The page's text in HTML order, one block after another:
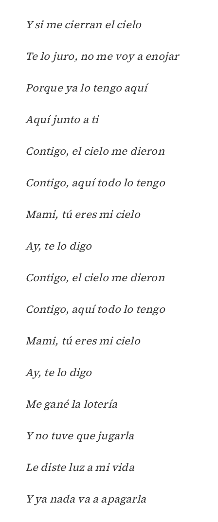
Y si me cierran el cielo
Te lo juro, no me voy a enojar
Porque ya lo tengo aquí
Aquí junto a ti
Contigo, el cielo me dieron
Contigo, aquí todo lo tengo
Mami, tú eres mi cielo
Ay, te lo digo
Contigo, el cielo me dieron
Contigo, aquí todo lo tengo
Mami, tú eres mi cielo
Ay, te lo digo
Me gané la lotería
Y no tuve que jugarla
Le diste luz a mi vida
Y ya nada va a apagarla